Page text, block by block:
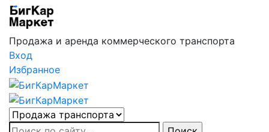
Продажа и аренда коммерческого транспорта
Вход
Избранное